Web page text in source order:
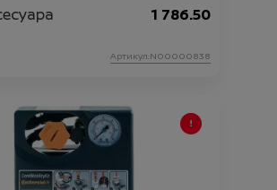
1 786.50
Артикул:N00000838